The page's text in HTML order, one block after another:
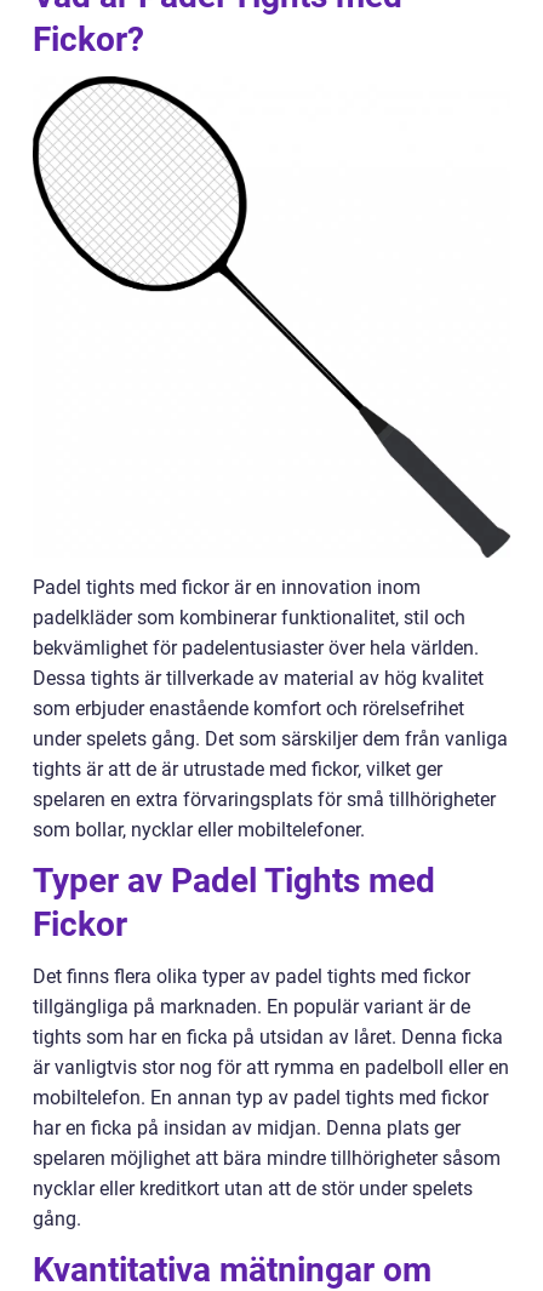
Fickor?
Padel tights med fickor är en innovation inom
padelkläder som kombinerar funktionalitet, stil och
bekvämlighet för padelentusiaster över hela världen.
Dessa tights är tillverkade av material av hög kvalitet
som erbjuder enastående komfort och rörelsefrihet
under spelets gång. Det som särskiljer dem från vanliga
tights är att de är utrustade med fickor, vilket ger
spelaren en extra förvaringsplats för små tillhörigheter
som bollar, nycklar eller mobiltelefoner.
Typer av Padel Tights med
Fickor
Det finns flera olika typer av padel tights med fickor
tillgängliga på marknaden. En populär variant är de
tights som har en ficka på utsidan av låret. Denna ficka
är vanligtvis stor nog för att rymma en padelboll eller en
mobiltelefon. En annan typ av padel tights med fickor
har en ficka på insidan av midjan. Denna plats ger
spelaren möjlighet att bära mindre tillhörigheter såsom
nycklar eller kreditkort utan att de stör under spelets
gång.
Kvantitativa mätningar om